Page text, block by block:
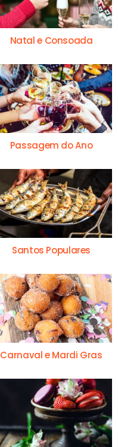
Natal e Consoada
Passagem do Ano
Santos Populares
Carnaval e Mardi Gras